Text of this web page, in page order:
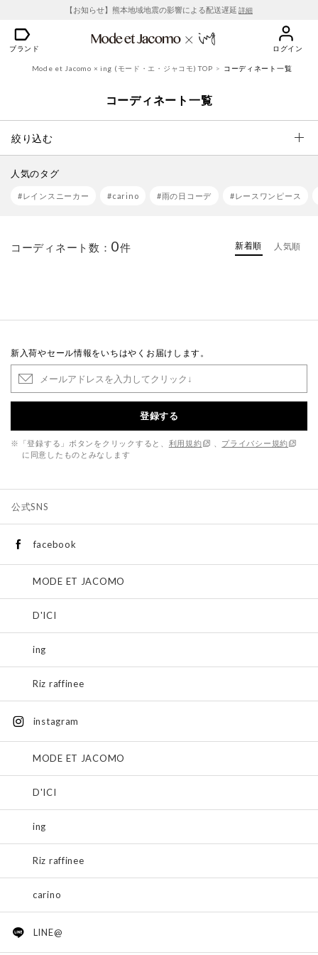
【お知らせ】熊本地域地震の影響による配送遅延 詳細
ブランド ログイン
Mode et Jacomo × ing (モード・エ・ジャコモ) TOP コーディネート一覧
コーディネート一覧
絞り込む
人気のタグ
#レインスニーカー #carino #雨の日コーデ #レースワンピース
コーディネート数： 0件 新着順 人気順
新入荷やセール情報をいちはやくお届けします。
登録する
※「登録する」ボタンをクリックすると、 利用規約
プライバシー規約
に同意したものとみなします
公式SNS
facebook
MODE ET JACOMO
D'ICI
ing
Riz raffinee
instagram
MODE ET JACOMO
D'ICI
ing
Riz raffinee
carino
LINE@